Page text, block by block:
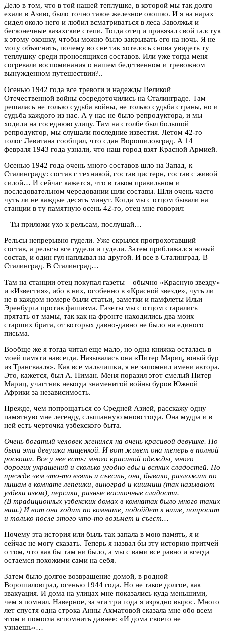
Дело в том, что в той нашей теплушке, в которой мы так долго
ехали в Азию, было точно такое железное окошко. И я на нарах
сидел около него и любил всматриваться в леса Заволжья и
бесконечные казахские степи. Тогда отец и привязал свой галстук
к этому окошку, чтобы можно было закрывать его на ночь. Я не
могу объяснить, почему во сне так хотелось снова увидеть ту
теплушку среди проносящихся составов. Или уже тогда меня
согревали воспоминания о нашем бедственном и тревожном
вынужденном путешествии?..
Осенью 1942 года все тревоги и надежды Великой
Отечественной войны сосредоточились на Сталинграде. Там
решалась не только судьба войны, не только судьба страны, но и
судьба каждого из нас. А у нас не было репродуктора, и мы
ходили на соседнюю улицу. Там на столбе был большой
репродуктор, мы слушали последние известия. Летом 42-го
голос Левитана сообщил, что сдан Ворошиловград. А 14
февраля 1943 года узнали, что наш город взят Красной Армией.
Осенью 1942 года очень много составов шло на Запад, к
Сталинграду: состав с техникой, состав цистерн, состав с живой
силой… И сейчас кажется, что в таком правильном и
последовательном чередовании шли составы. Шли очень часто –
чуть ли не каждые десять минут. Когда мы с отцом бывали на
станции в ту памятную осень 42-го, отец мне говорил:
– Ты приложи ухо к рельсам, послушай…
Рельсы непрерывно гудели. Уже скрылся прогрохотавший
состав, а рельсы все гудели и гудели. Затем приближался новый
состав, и один гул наплывал на другой. И все в Сталинград. В
Сталинград. В Сталинград…
Там на станции отец покупал газеты – обычно «Красную звезду»
и «Известия», ибо в них, особенно в «Красной звезде», чуть ли
не в каждом номере были статьи, заметки и памфлеты Ильи
Эренбурга против фашизма. Газеты мы с отцом старались
прятать от мамы, так как на фронте находились два моих
старших брата, от которых давно-давно не было ни единого
письма.
Вообще же я тогда читал еще мало, но одна книжка осталась в
моей памяти навсегда. Называлась она «Питер Мариц, юный бур
из Трансвааля». Как все мальчишки, я не запомнил имени автора.
Это, кажется, был А. Ниман. Меня поразил этот смелый Питер
Мариц, участник некогда знаменитой войны буров Южной
Африки за независимость.
Прежде, чем попрощаться со Средней Азией, расскажу одну
памятную мне легенду, слышанную мною тогда. Она мудра и в
ней есть черточка узбекского быта.
Очень богатый человек женился на очень красивой девушке. Но
была эта девушка нищенкой. И вот живет она теперь в полной
роскоши. Все у нее есть: много красивой одежды, много
дорогих украшений и сколько угодно еды и всяких сладостей. Но
прежде чем что-то взять и съесть, она, бывало, разложит по
нишам в комнате лепешки, виноград и кишмиш (так называют
узбеки изюм), персики, разные восточные сладости.
(В традиционных узбекских домах в комнатах было много таких
ниш.) И вот она ходит по комнате, подойдет к нише, попросит
и только после этого что-то возьмет и съест…
Почему эта история или быль так запала в мою память, я и
сейчас не могу сказать. Теперь я назвал бы эту историю притчей
о том, что как бы там ни было, а мы с вами все равно и всегда
остаемся похожими сами на себя.
Затем было долгое возвращение домой, в родной
Ворошиловград, осенью 1944 года. Но не такое долгое, как
эвакуация. И дома на улицах мне показались куда меньшими,
чем я помнил. Наверное, за эти три года я изрядно вырос. Много
лет спустя одна строка Анны Ахматовой сказала мне обо всем
этом и помогла вспомнить давнее: «И дома своего не
узнаешь»…